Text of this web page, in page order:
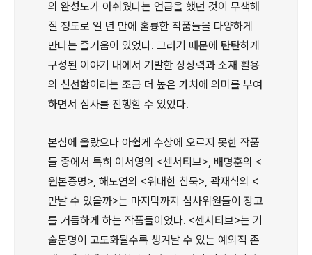
의 완성도가 아쉬웠다는 언급을 했던 것이 무색해
질 정도로 일 년 만에 훌륭한 작품들을 다양하게
만나는 즐거움이 있었다. 그러기 때문에 탄탄하게
구성된 이야기 내에서 기발한 상상력과 소재 활용
의 신선함이라는 조금 더 높은 가치에 의미를 부여
하면서 심사를 진행할 수 있었다.
본심에 올랐으나 아쉽게 수상에 오르지 못한 작품
들 중에서 특히 이서영의 <센서티브>, 배명훈의 <
원본증명>, 해도연의 <위대한 침묵>, 곽재식의 <
만날 수 있을까>는 마지막까지 심사위원들이 장고
를 거듭하게 하는 작품들이었다. <센서티브>는 기
술문명이 고도화될수록 생겨날 수 있는 예외적 존